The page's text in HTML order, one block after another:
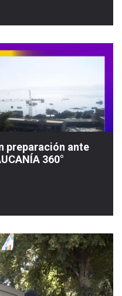
preparación ante
360°